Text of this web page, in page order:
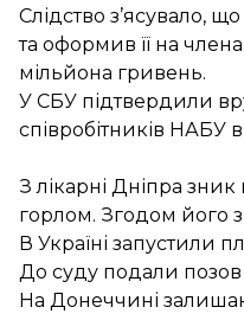
Слідство з’ясувало,
та оформив її на
мільйона гривень.
У СБУ підтвердили
співробітників НАБУ
З лікарні Дніпра зник
горлом. Згодом його
В Україні запустили
До суду подали позов
На Донеччині